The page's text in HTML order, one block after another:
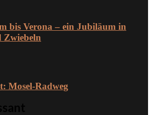
bis Verona – ein Jubiläum in
Zwiebeln
Mosel-Radweg